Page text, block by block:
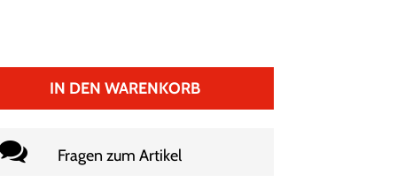
IN DEN WARENKORB
Fragen zum Artikel